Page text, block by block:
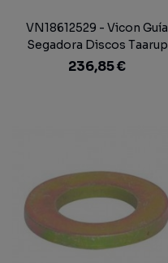
VN18612529 - Vicon Guía
Segadora Discos Taarup
214
236,85 €